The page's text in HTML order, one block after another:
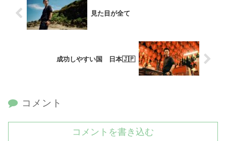
見た目が全て
成功しやすい国 日本🇯🇵
コメント
コメントを書き込む